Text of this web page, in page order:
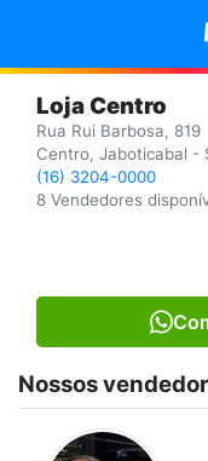
Loja Centro
Rua Rui Barbosa, 819
Centro, Jaboticabal -
(16) 3204-0000
8 Vendedores
Nossos